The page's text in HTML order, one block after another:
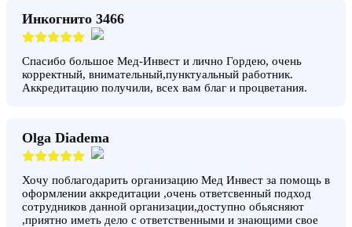
Инкогнито 3466
Спасибо большое Мед-Инвест и лично Гордею, очень
корректный, внимательный,пунктуальный работник.
Аккредитацию получили, всех вам благ и процветания.
Olga Diadema
Хочу поблагодарить организацию Мед Инвест за помощь в
оформлении аккредитации ,очень ответсвенный подход
сотрудников данной организации,доступно обьясняют
,приятно иметь дело с ответственными и знающими свое